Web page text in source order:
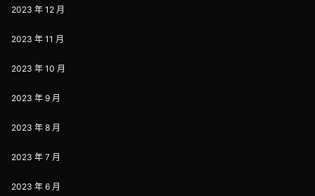
2023 年 12 月
2023 年 11 月
2023 年 10 月
2023 年 9 月
2023 年 8 月
2023 年 7 月
2023 年 6 月